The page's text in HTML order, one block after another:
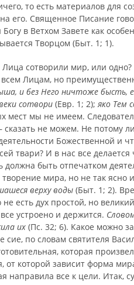
то есть матери­алов для
его. Священное Писание
в Ветхом Завете как
Творцом (Быт. 1; 1).
сотворили мир, или одно?
Лицам, но
и без Него ничтоже бысть,
сотвори (Евр. 1; 2);яко Тем
мест мы не имеем.
не можем. Не потому
Божественной и
твари? И в нас все делается
должна быть отпечатком
мира, но не так ясно
верху воды (Быт. 1; 2).
есть дух простой, но
устроено и держится.
их (Пс. 32; 6). Какое можно
сие, по словам святителя
которая
которой зависит форма
направила все к цели. Итак,